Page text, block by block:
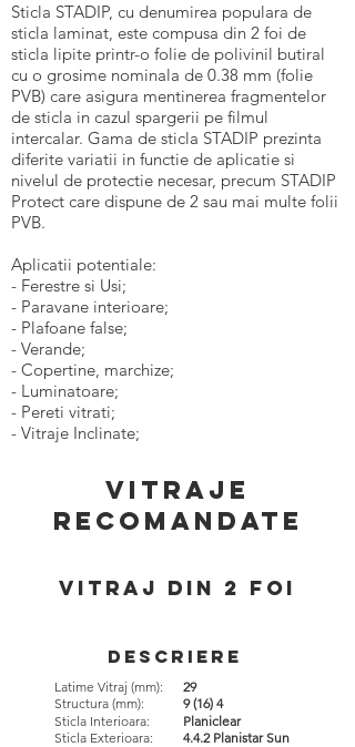
Sticla STADIP, cu denumirea populara de
sticla laminat, este compusa din 2 foi de
sticla lipite printr-o folie de polivinil butiral
cu o grosime nominala de 0.38 mm (folie
PVB) care asigura mentinerea fragmentelor
de sticla in cazul spargerii pe filmul
intercalar. Gama de sticla STADIP prezinta
diferite variatii in functie de aplicatie si
nivelul de protectie necesar, precum STADIP
Protect care dispune de 2 sau mai multe folii
PVB.
Aplicatii potentiale:
- Ferestre si Usi;
- Paravane interioare;
- Plafoane false;
- Verande;
- Copertine, marchize;
- Luminatoare;
- Pereti vitrati;
- Vitraje Inclinate;
VitrAJE
Recomandate
vitraj din 2 foi
Descriere
Latime Vitraj (mm):
29
Structura (mm):
Sticla Interioara:
Sticla Exterioara:
9 (16) 4
Planiclear
4.4.2 Planistar Sun